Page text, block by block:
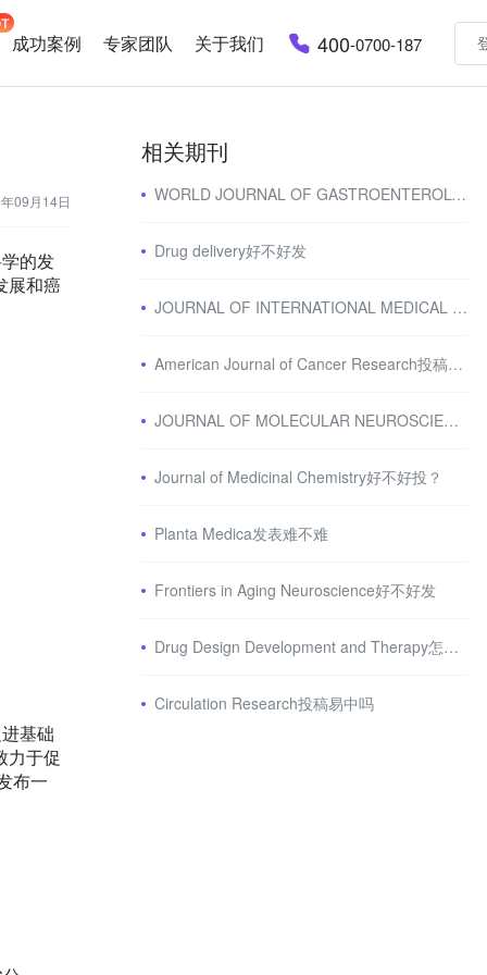
成功案例 专家团队 关于我们 400-0700-187
09月14日
的发
展和癌
基础
力于促
布一
相关期刊
WORLD JOURNAL OF GASTROENTEROLOGY怎么样
Drug delivery好不好发
JOURNAL OF INTERNATIONAL MEDICAL RESEARCH怎么样
American Journal of Cancer Research投稿易中吗
JOURNAL OF MOLECULAR NEUROSCIENCE怎么样
Journal of Medicinal Chemistry好不好投？
Planta Medica发表难不难
Frontiers in Aging Neuroscience好不好发
Drug Design Development and Therapy怎么样
Circulation Research投稿易中吗